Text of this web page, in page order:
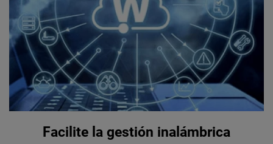
Facilite la gestión inalámbrica